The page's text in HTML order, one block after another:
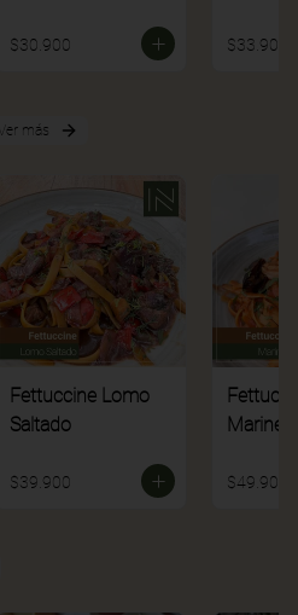
$30.900 $33.900
Ver más
Fettuccine Lomo
Saltado
$39.900
Marinera
$49.900